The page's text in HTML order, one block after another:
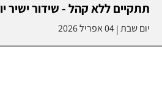
תתקיים ללא קהל - שידור ישיר
יום שבת|04 אפריל 2026